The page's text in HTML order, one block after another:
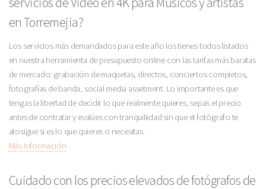
en Torremejia?
Los servicios más demandados para este año los tienes todos listados
en nuestra herramienta de presupuesto online con las tarifas más baratas
de mercado: grabación de maquetas, directos, conciertos completos,
fotografías de banda, social media assetment. Lo importante es que
tengas la libertad de decidir lo que realmente quieres, sepas el precio
antes de contratar y evalúes con tranquiliidad sin que el fotógrafo te
atosigue si es lo que quieres o necesitas.
Más Información
Cuidado con los precios elevados de fotógrafos de